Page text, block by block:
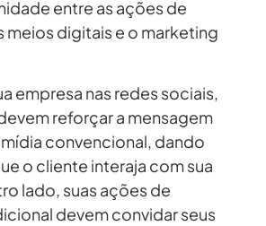
entre as ações de
digitais e o marketing
empresa nas redes sociais,
reforçar a mensagem
convencional, dando
o cliente interaja com sua
lado, suas ações de
devem convidar seus